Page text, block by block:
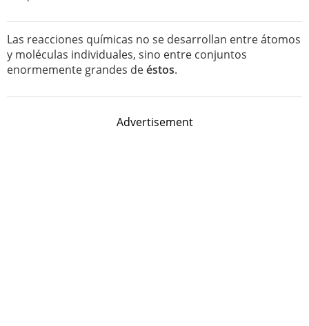
Las reacciones químicas no se desarrollan entre átomos
y moléculas individuales, sino entre conjuntos
enormemente grandes deéstos.
Advertisement